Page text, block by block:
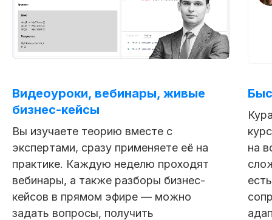
Видеоуроки, вебинары, живые
бизнес-кейсы
Вы изучаете теорию вместе с
экспертами, сразу применяете её на
практике. Каждую неделю проходят
вебинары, а также разборы бизнес-
кейсов в прямом эфире — можно
задать вопросы, получить
на